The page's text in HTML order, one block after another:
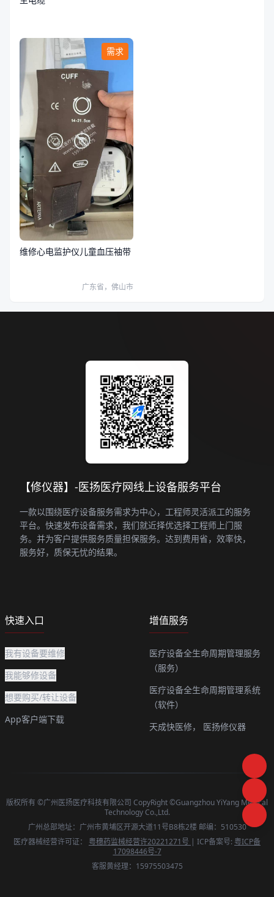
需求
维修心电监护仪儿童血压袖带
广东省，佛山市
【修仪器】-医扬医疗网线上设备服务平台
一款以围绕医疗设备服务需求为中心，工程师灵活派工的服务
平台。快速发布设备需求，我们就近择优选择工程师上门服
务。并为客户提供服务质量担保服务。达到费用省，效率快，
服务好，质保无忧的结果。
快速入口
我有设备要维修
我能够修设备
想要购买/转让设备
App客户端下载
增值服务
医疗设备全生命周期管理服务
（服务）
医疗设备全生命周期管理系统
（软件）
天成快医修，
医扬修仪器
版权所有 ©广州医扬医疗科技有限公司 CopyRight ©Guangzhou YiYang Medical
Technology Co.,Ltd.
广州总部地址：广州市黄埔区开源大道11号B8栋2楼 邮编：510530
医疗器械经营许可证： 粤穗药监械经营许20221271号 | ICP备案号: 粤ICP备
17098446号-7
客服黄经理：15975503475